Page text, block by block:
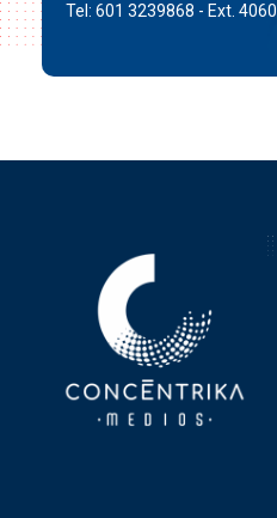
Tel: 601 3239868 - Ext. 4060